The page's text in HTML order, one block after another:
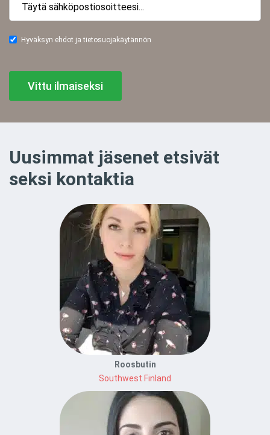
Hyväksyn ehdot ja tietosuojakäytännön
Vittu ilmaiseksi
Uusimmat jäsenet etsivät
seksi kontaktia
Roosbutin
Southwest Finland